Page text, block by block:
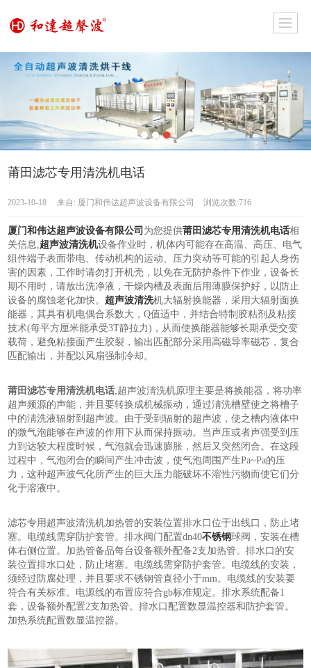
莆田滤芯专用清洗机电话
2023-10-18 来自: 厦门和伟达超声波设备有限公司 浏览次数:716
厦门和伟达超声波设备有限公司 为您提供莆田滤芯专用清洗机电话相
关信息,超声波清洗机设备作业时，机体内可能存在高温、高压、电气
组件端子表面带电、传动机构的运动、压力突动等可能的引起人身伤
害的因素，工作时请勿打开机壳，以免在无防护条件下作业，设备长
期不用时，请放出洗净液，干燥内槽及表面后用薄膜保护好，以防止
设备的腐蚀老化加快。 超声波清洗机大辐射换能器，采用大辐射面换
能器，其具有机电偶合系数大，Q值适中，并结合特制胶粘剂及粘接
技术(每平方厘米能承受3T静拉力)，从而使换能器能够长期承受交变
载荷，避免粘接面产生胶裂，输出匹配部分采用高磁导率磁芯，复合
匹配输出，并配以风扇强制冷却。
莆田滤芯专用清洗机电话,超声波淸洗机原理主要是将换能器，将功率
超声频源的声能，并且要转换成机械振动，通过淸洗槽壁使之将槽子
中的淸洗液辐射到超声波。由于受到辐射的超声波，使之槽内液体中
的微气泡能够在声波的作用下从而保持振动。当声压或者声强受到压
力到达较大程度时候，气泡就会迅速膨胀，然后又突然闭合。在这段
过程中，气泡闭合的瞬间产生冲击波，使气泡周围产生Pa~Pa的压
力，这种超声波气化所产生的巨大压力能破坏不溶性污物而使它们分
化于溶液中。
滤芯专用超声波清洗机加热管的安装位置排水口位于出线口，防止堵
塞。电缆线需穿防护套管。排水阀门配置dn40不锈钢球阀，安装在槽
体右侧位置。加热管备品每台设备额外配备2支加热管。排水口的安
装位置排水口处，防止堵塞。电缆线需穿防护套管。电缆线的安装，
须经过防腐处理，并且要求不锈钢管直径小于mm。电缆线的安装要
符合有关标准。电源线的布置应符合gb标准规定。排水系统配备1
套，设备额外配置2支加热管。排水口配置数显温控器和防护套管。
加热系统配置数显温控器。